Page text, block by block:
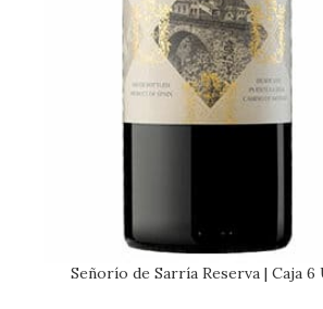
Señorío de Sarría Reserva | Caja 6